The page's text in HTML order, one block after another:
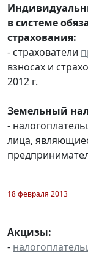
в системе
страхования:
- страхователи
взносах и
2012 г.
Земельный
-
лица,
18 февраля 2013
Акцизы:
-